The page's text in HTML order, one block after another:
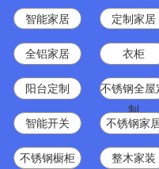
智能家居 定制家居
全铝家居 衣柜
阳台定制
不锈钢全屋
制
智能开关
不锈钢家
不锈钢橱柜 整木家装